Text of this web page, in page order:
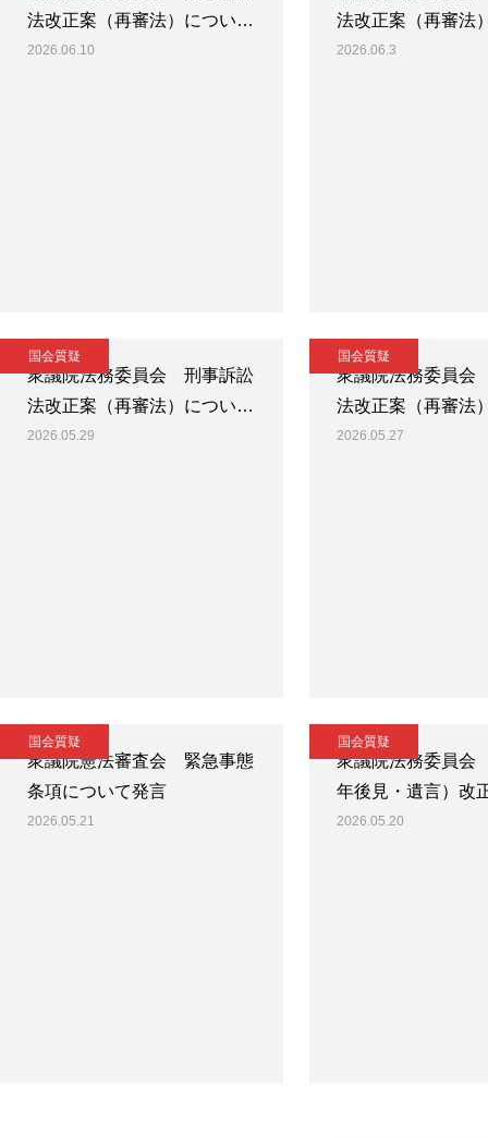
法改正案（再審法）につい…
2026.06.10
法改正案（再審法
2026.06.3
国会質疑
衆議院法務委員会 刑事訴訟
法改正案（再審法）につい…
2026.05.29
国会質疑
衆議院法務委員
法改正案（再審法
2026.05.27
国会質疑
衆議院憲法審査会 緊急事態
条項について発言
2026.05.21
国会質疑
衆議院法務委員
年後見・遺言）改
2026.05.20